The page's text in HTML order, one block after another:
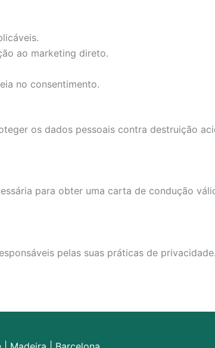
ao marketing direto.
no consentimento.
os dados pessoais contra destruição
para obter uma carta de condução
pelas suas práticas de